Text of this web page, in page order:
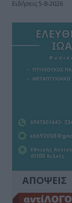
Ειδήσεις 5-8-2026
ΑΠΟΨΕΙΣ